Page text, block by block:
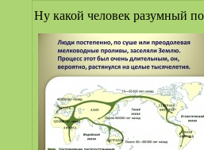
Ну какой человек разумный